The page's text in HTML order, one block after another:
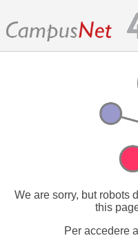
We are sorry, but robots
this
Per accedere